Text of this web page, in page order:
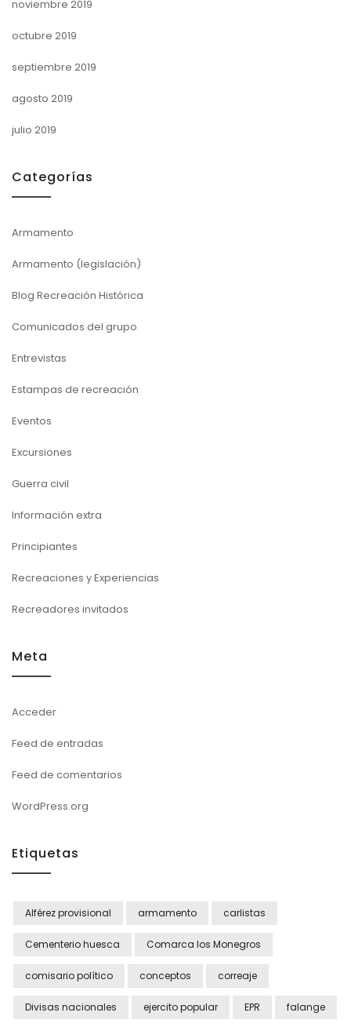
noviembre 2019
octubre 2019
septiembre 2019
agosto 2019
julio 2019
Categorías
Armamento
Armamento (legislación)
Blog Recreación Histórica
Comunicados del grupo
Entrevistas
Estampas de recreación
Eventos
Excursiones
Guerra civil
Información extra
Principiantes
Recreaciones y Experiencias
Recreadores invitados
Meta
Acceder
Feed de entradas
Feed de comentarios
WordPress.org
Etiquetas
Alférez provisional armamento carlistas
Cementerio huesca Comarca los Monegros
comisario político conceptos correaje
Divisas nacionales ejercito popular EPR falange